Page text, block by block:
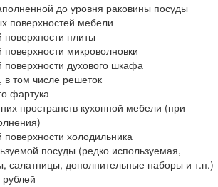
до уровня раковины посуды
поверхностей мебели
плиты
микроволновки
духового шкафа
том числе решеток
фартука
пространств кухонной мебели (при
холодильника
посуды (редко используемая,
салатницы, дополнительные наборы и т.п.)